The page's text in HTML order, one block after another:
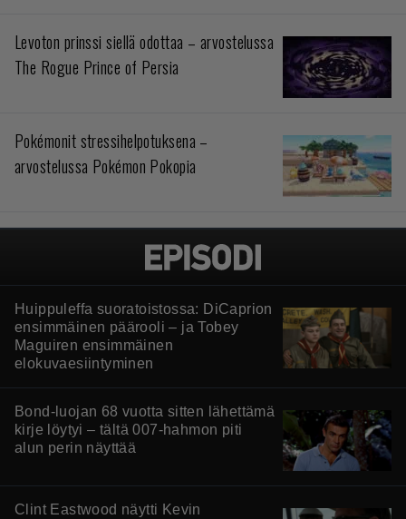
Levoton prinssi siellä odottaa – arvostelussa
The Rogue Prince of Persia
Pokémonit stressihelpotuksena –
arvostelussa Pokémon Pokopia
Huippuleffa suoratoistossa: DiCaprion
ensimmäinen päärooli – ja Tobey
Maguiren ensimmäinen
elokuvaesiintyminen
Bond-luojan 68 vuotta sitten lähettämä
kirje löytyi – tältä 007-hahmon piti
alun perin näyttää
Clint Eastwood näytti Kevin